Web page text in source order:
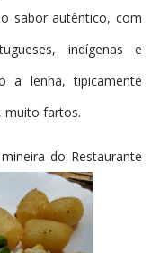
sabor autêntico, com
indígenas e
a lenha, tipicamente
muito fartos.
do Restaurante